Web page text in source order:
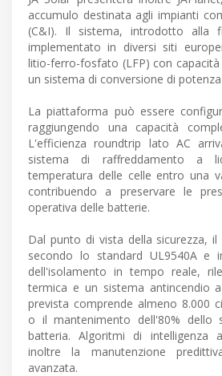
accumulo destinata agli impianti
(C&I). Il sistema, introdotto alla
implementato in diversi siti
litio-ferro-fosfato (LFP) con
un sistema di conversione di
La piattaforma può essere
raggiungendo una capacità
L'efficienza roundtrip lato AC
sistema di raffreddamento a
temperatura delle celle entro una
contribuendo a preservare le
operativa delle batterie.
Dal punto di vista della sicurezza,
secondo lo standard UL9540A e
dell'isolamento in tempo reale,
termica e un sistema antincendio
prevista comprende almeno 8.000
o il mantenimento dell'80% dello
batteria. Algoritmi di intelligenza
inoltre la manutenzione
avanzata.